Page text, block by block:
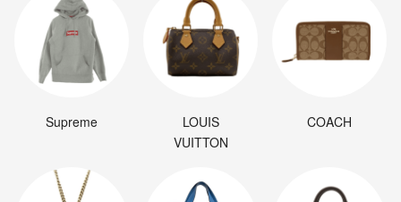
Supreme
LOUIS
VUITTON
COACH